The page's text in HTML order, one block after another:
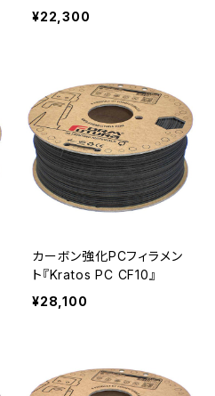
l TPC 30D』
¥22,300
カーボン強化PCフィラメン
ト『Kratos PC CF10』
¥28,100